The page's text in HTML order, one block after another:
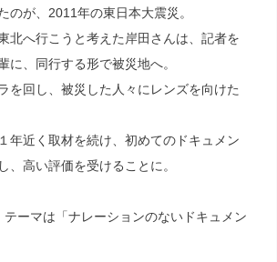
のが、2011年の東日本大震災。
北へ行こうと考えた岸田さんは、記者を
に、同行する形で被災地へ。
を回し、被災した人々にレンズを向けた
年近く取材を続け、初めてのドキュメン
、高い評価を受けることに。
ーマは「ナレーションのないドキュメン